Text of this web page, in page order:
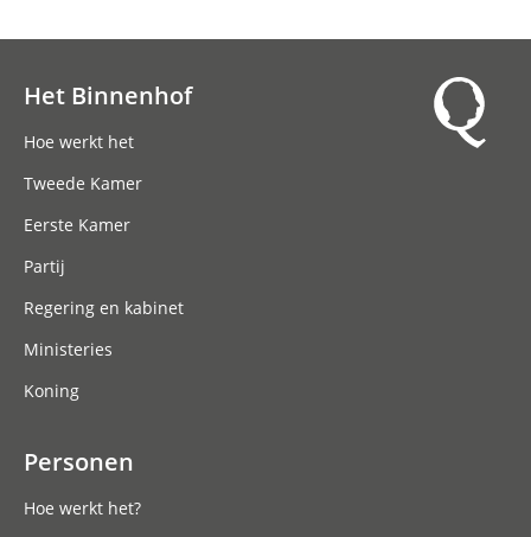
Het Binnenhof
Hoe werkt het
Tweede Kamer
Eerste Kamer
Partij
Regering en kabinet
Ministeries
Koning
Personen
Hoe werkt het?